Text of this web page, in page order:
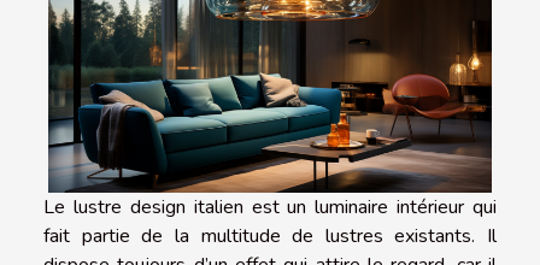
Le lustre design italien est un luminaire intérieur qui
fait partie de la multitude de lustres existants. Il